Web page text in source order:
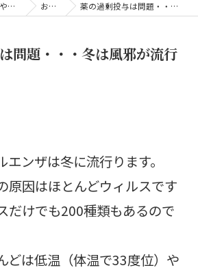
東京で気功なら施術や講座を行う気功サロン お知らせ 薬の過剰投与は問題・・・冬は風邪が流行ります
問題・・・冬は風邪が流行
ンザは冬に流行ります。
原因はほとんどウィルスです
だけでも200種類もあるので
どは低温（体温で33度位）や